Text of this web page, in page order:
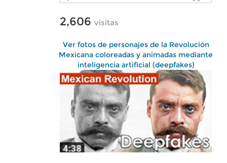
2,606 visitas
Ver fotos de personajes de la Revolución
Mexicana coloreadas y animadas mediante
inteligencia artificial (deepfakes)